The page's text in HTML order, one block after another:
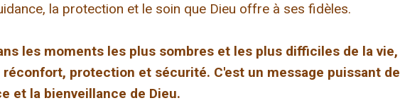
la protection et le soin que Dieu offre à ses fidèles.
les moments les plus sombres et les plus difficiles de la vie,
protection et sécurité. C'est un message puissant de
et la bienveillance de Dieu.